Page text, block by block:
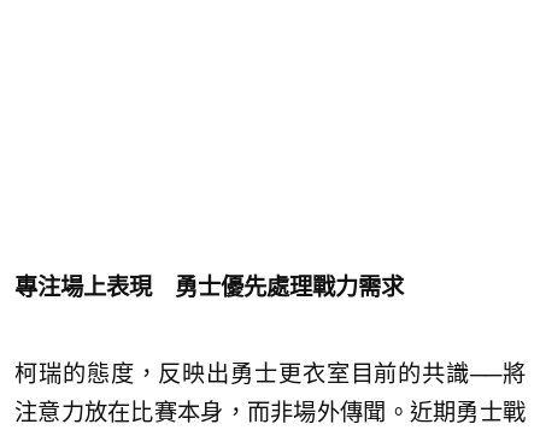
專注場上表現 勇士優先處理戰力需求
柯瑞的態度，反映出勇士更衣室目前的共識──將
注意力放在比賽本身，而非場外傳聞。近期勇士戰